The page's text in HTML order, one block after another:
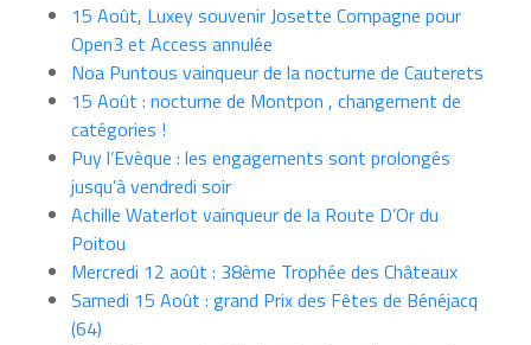
15 Août, Luxey souvenir Josette Compagne pour
Open3 et Access annulée
Noa Puntous vainqueur de la nocturne de Cauterets
15 Août : nocturne de Montpon , changement de
catégories !
Puy l’Evèque : les engagements sont prolongés
jusqu’à vendredi soir
Achille Waterlot vainqueur de la Route D’Or du
Poitou
Mercredi 12 août : 38ème Trophée des Châteaux
Samedi 15 Août : grand Prix des Fêtes de Bénéjacq
(64)